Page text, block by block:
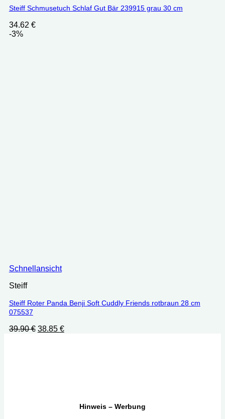
Steiff Schmusetuch Schlaf Gut Bär 239915 grau 30 cm
34.62 €
-3%
Schnellansicht
Steiff
Steiff Roter Panda Benji Soft Cuddly Friends rotbraun 28 cm
075537
39.90€ Ursprünglicher
38.85 €Aktueller
Hinweis – Werbung